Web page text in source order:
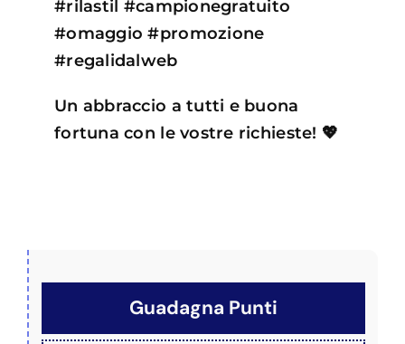
#rilastil #campionegratuito
#omaggio #promozione
#regalidalweb
Un abbraccio a tutti e buona
fortuna con le vostre richieste! 💖
Guadagna Punti